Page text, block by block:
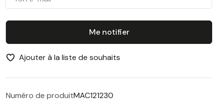
Me notifier
Ajouter à la liste de souhaits
Numéro de produitMAC121230